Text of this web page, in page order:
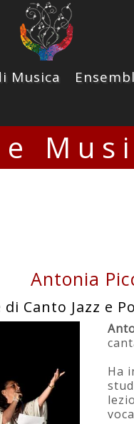
Musica
Antonia
di Canto Jazz e
Ha